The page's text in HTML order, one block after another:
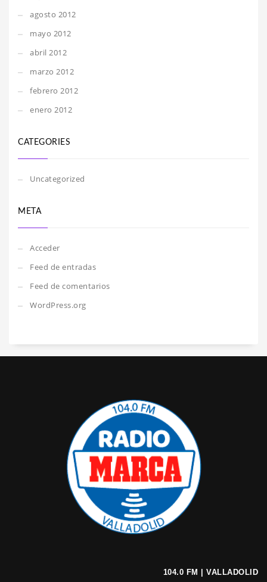
agosto 2012
mayo 2012
abril 2012
marzo 2012
febrero 2012
enero 2012
CATEGORIES
Uncategorized
META
Acceder
Feed de entradas
Feed de comentarios
WordPress.org
104.0 FM | VALLADOLID